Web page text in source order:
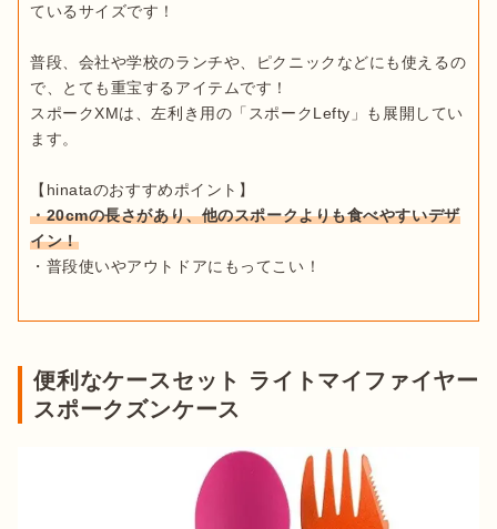
ているサイズです！
普段、会社や学校のランチや、ピクニックなどにも使えるの
で、とても重宝するアイテムです！
スポークXMは、左利き用の「スポークLefty」も展開してい
ます。
・20cmの長さがあり、他のスポークよりも食べやすいデザ
イン！
・普段使いやアウトドアにもってこい！
便利なケースセット ライトマイファイヤー
スポークズンケース